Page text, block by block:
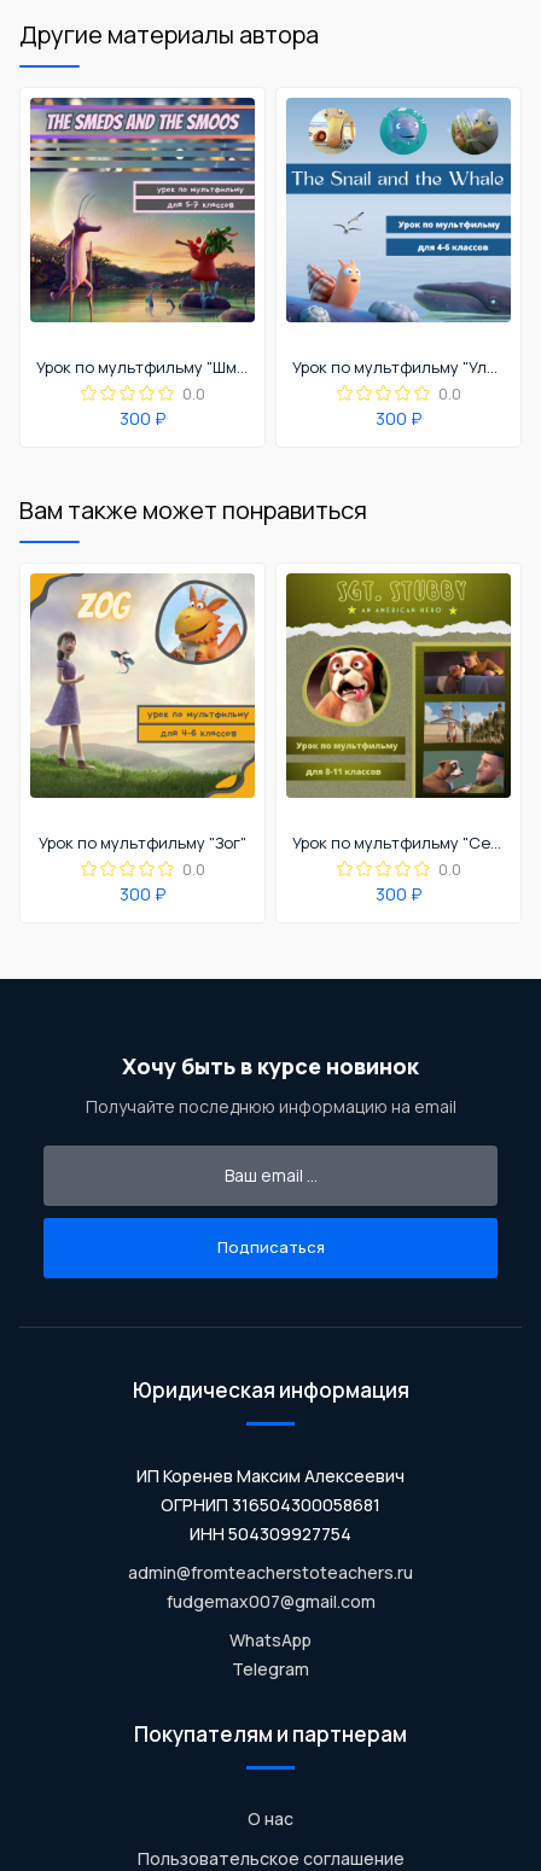
Другие материалы автора
Урок по мультфильму "Шмяки и шмыги"
0.0
300 ₽
Урок по мультфильму "Улитка и кит"
0.0
300 ₽
Вам также может понравиться
Урок по мультфильму "Зог"
0.0
300 ₽
Урок по мультфильму "Сержант Стабби"
0.0
300 ₽
Хочу быть в курсе новинок
Получайте последнюю информацию на email
Подписаться
Юридическая информация
ИП Коренев Максим Алексеевич
ОГРНИП 316504300058681
ИНН 504309927754
admin@fromteacherstoteachers.ru
fudgemax007@gmail.com
WhatsApp
Telegram
Покупателям и партнерам
О нас
Пользовательское соглашение